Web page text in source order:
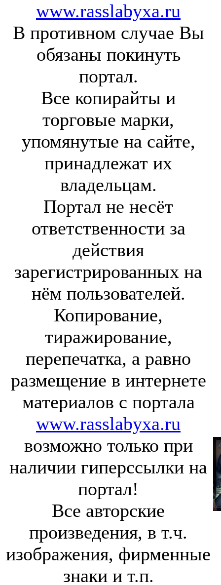
www.rasslabyxa.ru
В противном случае Вы
обязаны покинуть
портал.
Все копирайты и
торговые марки,
упомянутые на сайте,
принадлежат их
владельцам.
Портал не несёт
ответственности за
действия
зарегистрированных на
нём пользователей.
Копирование,
тиражирование,
перепечатка, а равно
размещение в интернете
материалов с портала
www.rasslabyxa.ru
возможно только при
наличии гиперссылки на
портал!
Все авторские
произведения, в т.ч.
изображения, фирменные
знаки и т.п.